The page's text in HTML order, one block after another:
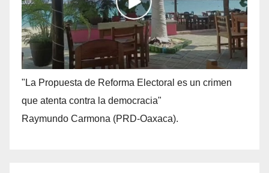
"La Propuesta de Reforma Electoral es un crimen
que atenta contra la democracia"
Raymundo Carmona (PRD-Oaxaca).